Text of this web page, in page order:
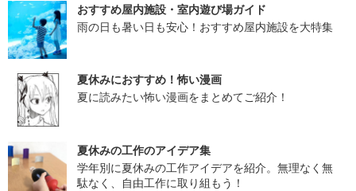
おすすめ屋内施設・室内遊び場ガイド
雨の日も暑い日も安心！おすすめ屋内施設を大特集
夏休みにおすすめ！怖い漫画
夏に読みたい怖い漫画をまとめてご紹介！
夏休みの工作のアイデア集
学年別に夏休みの工作アイデアを紹介。無理なく無
駄なく、自由工作に取り組もう！